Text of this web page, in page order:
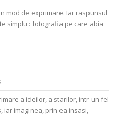
mod de exprimare. Iar raspunsul
simplu : fotografia pe care abia
a ideilor, a starilor, intr-un fel
iar imaginea, prin ea insasi,